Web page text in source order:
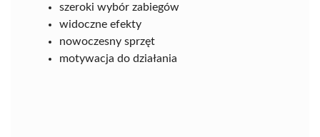
szeroki wybór zabiegów
widoczne efekty
nowoczesny sprzęt
motywacja do działania